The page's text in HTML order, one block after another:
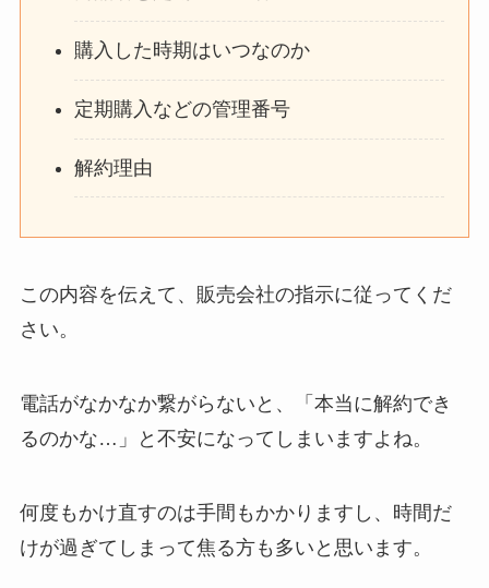
購入した時期はいつなのか
定期購入などの管理番号
解約理由
この内容を伝えて、販売会社の指示に従ってくだ
さい。
電話がなかなか繋がらないと、「本当に解約でき
るのかな…」と不安になってしまいますよね。
何度もかけ直すのは手間もかかりますし、時間だ
けが過ぎてしまって焦る方も多いと思います。